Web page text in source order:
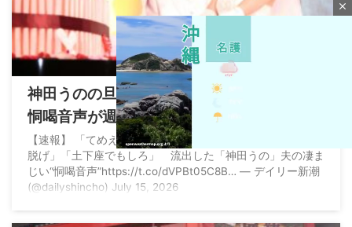
神田うのの旦那エスパス日拓西村拓郎氏の
恫喝音声が週刊誌にすっぱ抜かれる「土下
座でもしろ」→原因はキャッシュレス決済
らしい
【速報】 「てめえ、舐めんなよ。コラ！ この野郎！ 靴
脱げ」「土下座でもしろ」 流出した「神田うの」夫の凄ま
じい“恫喝音声”https://t.co/dVPBt05C8B… — デイリー新潮
(@dailyshincho) July 15, 2026
close
t